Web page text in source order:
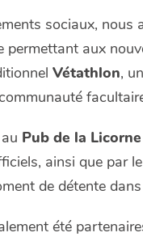
sociaux,
permettant aux
Vétathlon,
Pub de la Licorne
ainsi que par
de détente
été